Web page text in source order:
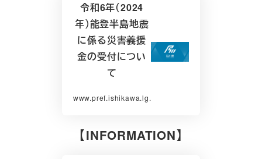
令和6年（2024
年）能登半島地震
に係る災害義援
金の受付につい
て
www.pref.ishikawa.lg.jp
【INFORMATION】